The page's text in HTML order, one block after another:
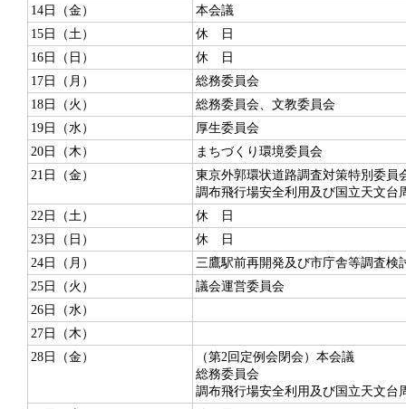
14日（金）
本会議
15日（土）
休 日
16日（日）
休 日
17日（月）
総務委員会
18日（火）
総務委員会、文教委員会
19日（水）
厚生委員会
20日（木）
まちづくり環境委員会
21日（金）
東京外郭環状道路調査対策特別委員
調布飛行場安全利用及び国立天文台
22日（土）
休 日
23日（日）
休 日
24日（月）
三鷹駅前再開発及び市庁舎等調査検
25日（火）
議会運営委員会
26日（水）
27日（木）
28日（金）
（第2回定例会閉会）本会議
総務委員会
調布飛行場安全利用及び国立天文台